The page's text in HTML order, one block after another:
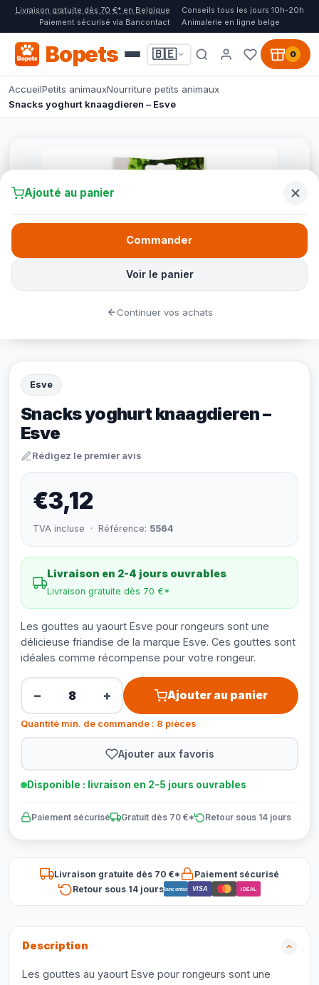
Livraison gratuite dès 70 €* en Belgique
Conseils tous les jours 10h-20h
Paiement sécurisé via Bancontact
Animalerie en ligne belge
Bopets 🇧🇪 0
AccueilPetits animauxNourriture petits animaux
Snacks yoghurt knaagdieren – Esve
Esve
Snacks yoghurt knaagdieren –
Esve
Rédigez le premier avis
€3,12
TVA incluse · Référence: 5564
Livraison en 2-4 jours ouvrables
Livraison gratuite dès 70 €*
Les gouttes au yaourt Esve pour rongeurs sont une
délicieuse friandise de la marque Esve. Ces gouttes sont
idéales comme récompense pour votre rongeur.
− + Ajouter au panier
Quantité min. de commande : 8 pièces
Ajouter aux favoris
Disponible : livraison en 2-5 jours ouvrables
Paiement sécurisé Gratuit dès 70 €* Retour sous 14 jours
Livraison gratuite dès 70 €*
Paiement sécurisé
Retour sous 14 joursBancontact VISA iDEAL
Description
Les gouttes au yaourt Esve pour rongeurs sont une
Ajouté au panier
Voir le panier
Commander
Continuer vos achats